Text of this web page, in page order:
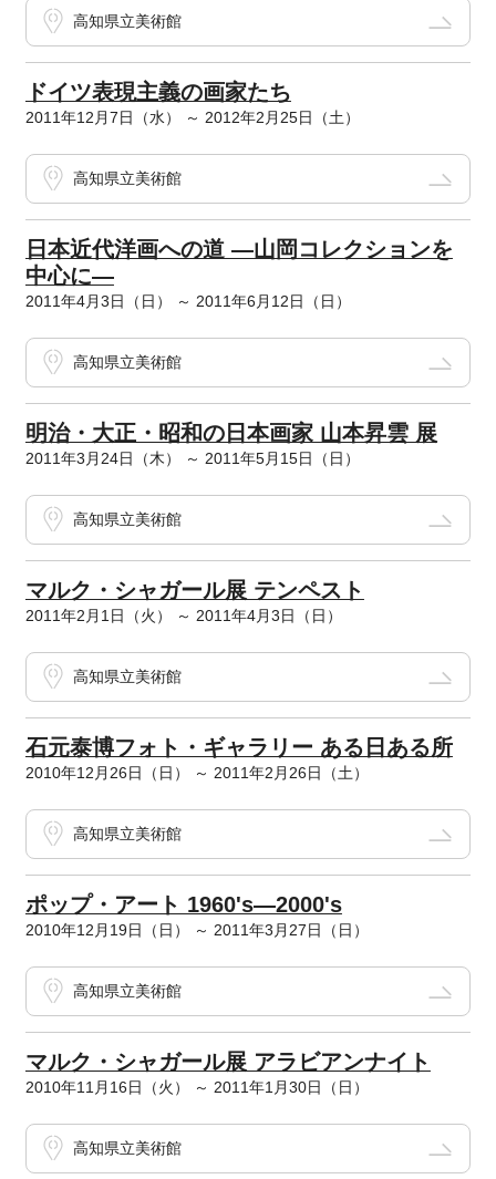
高知県立美術館
ドイツ表現主義の画家たち
2011年12月7日（水） ～ 2012年2月25日（土）
高知県立美術館
日本近代洋画への道 ―山岡コレクションを
中心に―
2011年4月3日（日） ～ 2011年6月12日（日）
高知県立美術館
明治・大正・昭和の日本画家 山本昇雲 展
2011年3月24日（木） ～ 2011年5月15日（日）
高知県立美術館
マルク・シャガール展 テンペスト
2011年2月1日（火） ～ 2011年4月3日（日）
高知県立美術館
石元泰博フォト・ギャラリー ある日ある所
2010年12月26日（日） ～ 2011年2月26日（土）
高知県立美術館
ポップ・アート 1960's―2000's
2010年12月19日（日） ～ 2011年3月27日（日）
高知県立美術館
マルク・シャガール展 アラビアンナイト
2010年11月16日（火） ～ 2011年1月30日（日）
高知県立美術館